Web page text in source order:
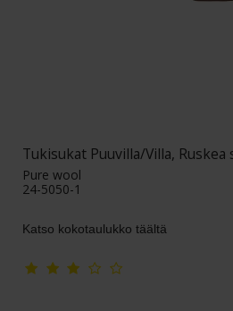
Tukisukat Puuvilla/Villa, Ruskea
Pure wool
24-5050-1
Katso kokotaulukko täältä